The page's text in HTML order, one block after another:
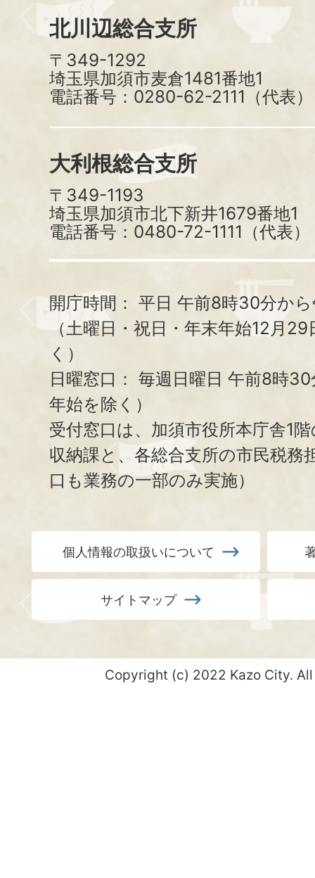
北川辺総合支所
〒349-1292
埼玉県加須市麦倉1481番地1
電話番号：0280-62-2111（代表）
大利根総合支所
〒349-1193
埼玉県加須市北下新井1679番地1
電話番号：0480-72-1111（代表）
開庁時間： 平日 午前8時30分か
（土曜日・祝日・年末年始12月
く）
日曜窓口： 毎週日曜日 午前8時
年始を除く）
受付窓口は、加須市役所本庁舎1
収納課と、 各総合支所の市民税務
口も業務の一部のみ実施）
個人情報の取扱いについて
サイトマップ
Copyright (c) 2022 Kazo City.